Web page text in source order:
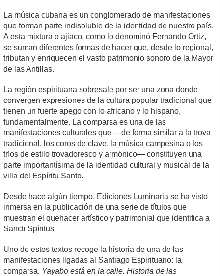
La música cubana es un conglomerado de manifestaciones
que forman parte indisoluble de la identidad de nuestro país.
A esta mixtura o ajiaco, como lo denominó Fernando Ortiz,
se suman diferentes formas de hacer que, desde lo regional,
tributan y enriquecen el vasto patrimonio sonoro de la Mayor
de las Antillas.
La región espirituana sobresale por ser una zona donde
convergen expresiones de la cultura popular tradicional que
tienen un fuerte apego con lo africano y lo hispano,
fundamentalmente. La comparsa es una de las
manifestaciones culturales que —de forma similar a la trova
tradicional, los coros de clave, la música campesina o los
tríos de estilo trovadoresco y armónico— constituyen una
parte importantísima de la identidad cultural y musical de la
villa del Espíritu Santo.
Desde hace algún tiempo, Ediciones Luminaria se ha visto
inmersa en la publicación de una serie de títulos que
muestran el quehacer artístico y patrimonial que identifica a
Sancti Spíritus.
Uno de estos textos recoge la historia de una de las
manifestaciones ligadas al Santiago Espirituano: la
comparsa. Yayabo está en la calle. Historia de las